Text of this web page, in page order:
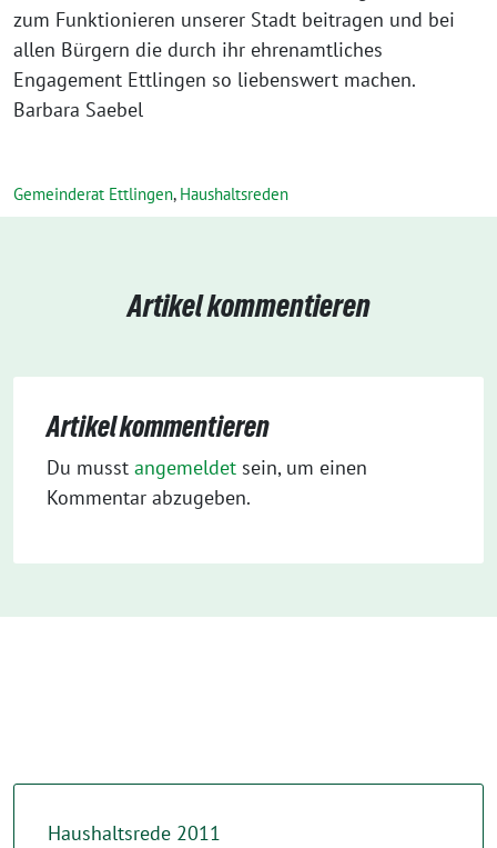
Gemeinderat Ettlingen, Haushaltsreden
Artikel kommentieren
Artikel kommentieren
Du musst angemeldet sein, um einen
Kommentar abzugeben.
Haushaltsrede 2011